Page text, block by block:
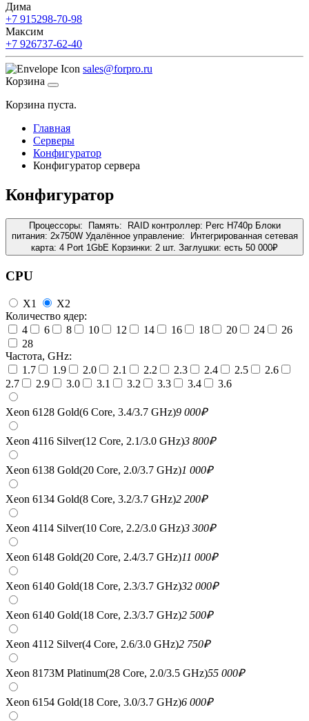
Дима
+7 915298-70-98
Максим
+7 926737-62-40
sales@forpro.ru
Корзина
Корзина пуста.
Главная
Серверы
Конфигуратор
Конфигуратор сервера
Конфигуратор
Процессоры: Память: RAID контроллер: Perc H740p Блоки
питания: 2x750W Удалённое управление:
Интегрированная сетевая
карта: 4 Port 1GbE Корзинки: 2 шт. Заглушки: есть 50 000₽
CPU
X1
X2
Количество ядер:
4
6 8 10 12 14 16 18 20 24
26
28
Частота, GHz:
1.7
1.9 2.0 2.1 2.2 2.3 2.4 2.5
2.6
2.7
2.9 3.0 3.1 3.2 3.3 3.4 3.6
Xeon 6128 Gold(6 Core, 3.4/3.7 GHz)9 000₽
Xeon 4116 Silver(12 Core, 2.1/3.0 GHz)3 800₽
Xeon 6138 Gold(20 Core, 2.0/3.7 GHz)1 000₽
Xeon 6134 Gold(8 Core, 3.2/3.7 GHz)2 200₽
Xeon 4114 Silver(10 Core, 2.2/3.0 GHz)3 300₽
Xeon 6148 Gold(20 Core, 2.4/3.7 GHz)11 000₽
Xeon 6140 Gold(18 Core, 2.3/3.7 GHz)32 000₽
Xeon 6140 Gold(18 Core, 2.3/3.7 GHz)2 500₽
Xeon 4112 Silver(4 Core, 2.6/3.0 GHz)2 750₽
Xeon 8173M Platinum(28 Core, 2.0/3.5 GHz)55 000₽
Xeon 6154 Gold(18 Core, 3.0/3.7 GHz)6 000₽